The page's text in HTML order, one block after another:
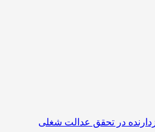
در تحقق عدالت شغلی